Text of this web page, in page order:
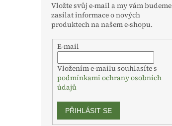
Vložte svůj e-mail a my vám budeme
zasílat informace o nových
produktech na našem e-shopu.
E-mail
Vložením e-mailu souhlasíte s
podmínkami ochrany osobních
údajů
PŘIHLÁSIT SE